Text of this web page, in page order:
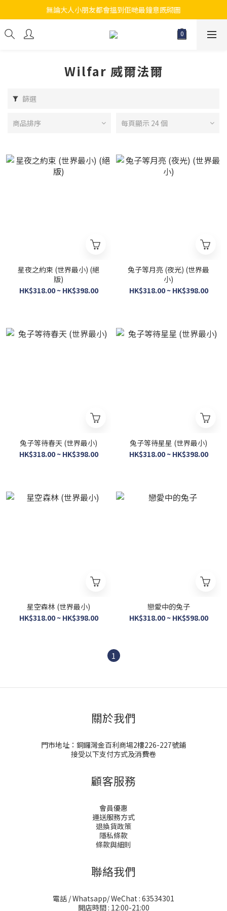
江帆天楊砌圖
無論大人小朋友都會搵到佢哋最鐘意既砌圖
江帆天楊砌圖
Wilfar 威爾法爾
篩選
商品排序 每頁顯示 24 個
星夜之約束 (世界最小) (絕
版)
HK$318.00 ~ HK$398.00
兔子等月亮 (夜光) (世界最
小)
HK$318.00 ~ HK$398.00
兔子等待春天 (世界最小)
HK$318.00 ~ HK$398.00
兔子等待星星 (世界最小)
HK$318.00 ~ HK$398.00
星空森林 (世界最小)
HK$318.00 ~ HK$398.00
戀愛中的兔子
HK$318.00 ~ HK$598.00
1
關於我們
門市地址：銅鑼灣金百利商場2樓226-227號鋪
接受以下支付方式及消費卷
顧客服務
會員優惠
運送服務方式
退換貨政策
隱私條款
條款與細則
聯絡我們
電話 / Whatsapp/ WeChat : 63534301
開店時間 : 12:00-21:00